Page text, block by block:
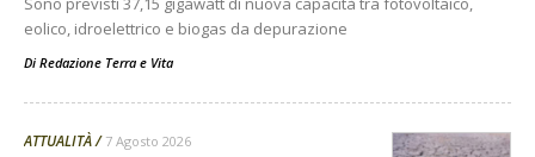
eolico, idroelettrico e biogas da depurazione
Di Redazione Terra e Vita
ATTUALITÀ 7 Agosto 2026